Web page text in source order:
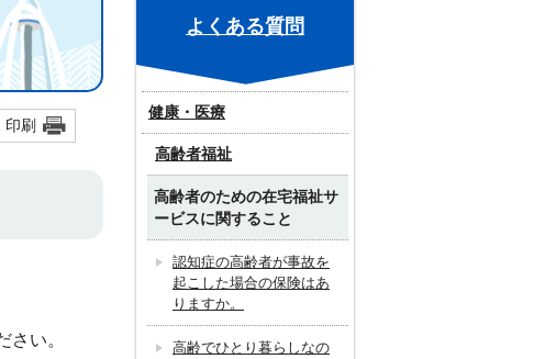
印刷
い。
よくある質問
健康・医療
高齢者福祉
高齢者のための在宅福祉サ
ービスに関すること
認知症の高齢者が事故を
起こした場合の保険はあ
りますか。
高齢でひとり暮らしなの